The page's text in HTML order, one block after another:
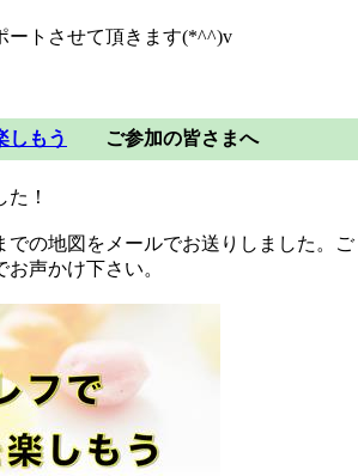
ートさせて頂きます(*^^)v
しもう ご参加の皆さまへ
！
の地図をメールでお送りしました。ご
声かけ下さい。